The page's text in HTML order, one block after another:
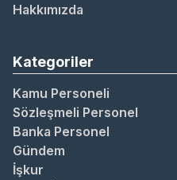
Hakkımızda
Kategoriler
Kamu Personeli
Sözleşmeli Personel
Banka Personel
Gündem
İşkur